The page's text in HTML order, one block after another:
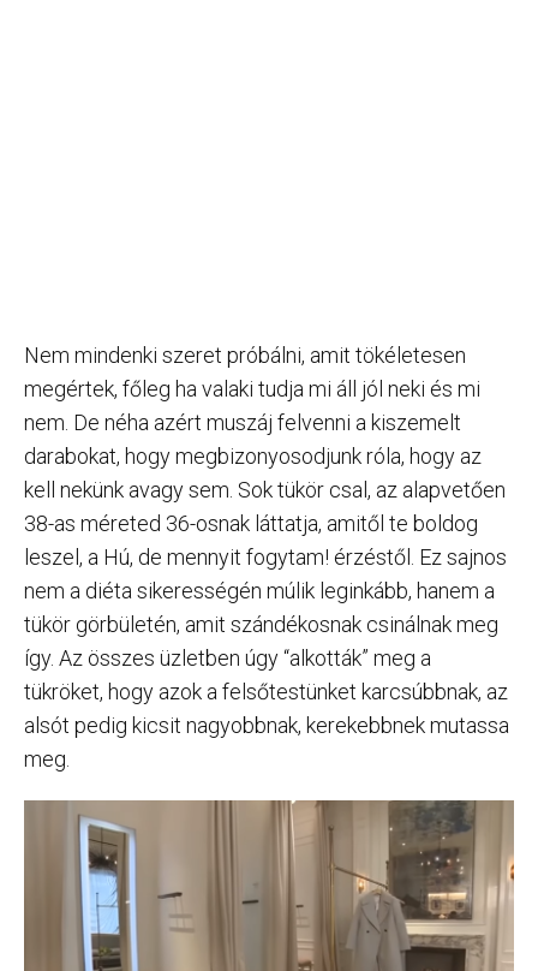
Nem mindenki szeret próbálni, amit tökéletesen
megértek, főleg ha valaki tudja mi áll jól neki és mi
nem. De néha azért muszáj felvenni a kiszemelt
darabokat, hogy megbizonyosodjunk róla, hogy az
kell nekünk avagy sem. Sok tükör csal, az alapvetően
38-as méreted 36-osnak láttatja, amitől te boldog
leszel, a Hú, de mennyit fogytam! érzéstől. Ez sajnos
nem a diéta sikerességén múlik leginkább, hanem a
tükör görbületén, amit szándékosnak csinálnak meg
így. Az összes üzletben úgy “alkották” meg a
tükröket, hogy azok a felsőtestünket karcsúbbnak, az
alsót pedig kicsit nagyobbnak, kerekebbnek mutassa
meg.